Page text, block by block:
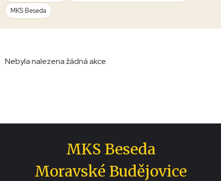
MKS Beseda
Nebyla nalezena žádná akce.
MKS Beseda
Moravské Budějovice